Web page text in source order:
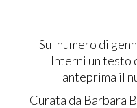
Sul numero di
Interni un testo
anteprima il
Curata da Barbara